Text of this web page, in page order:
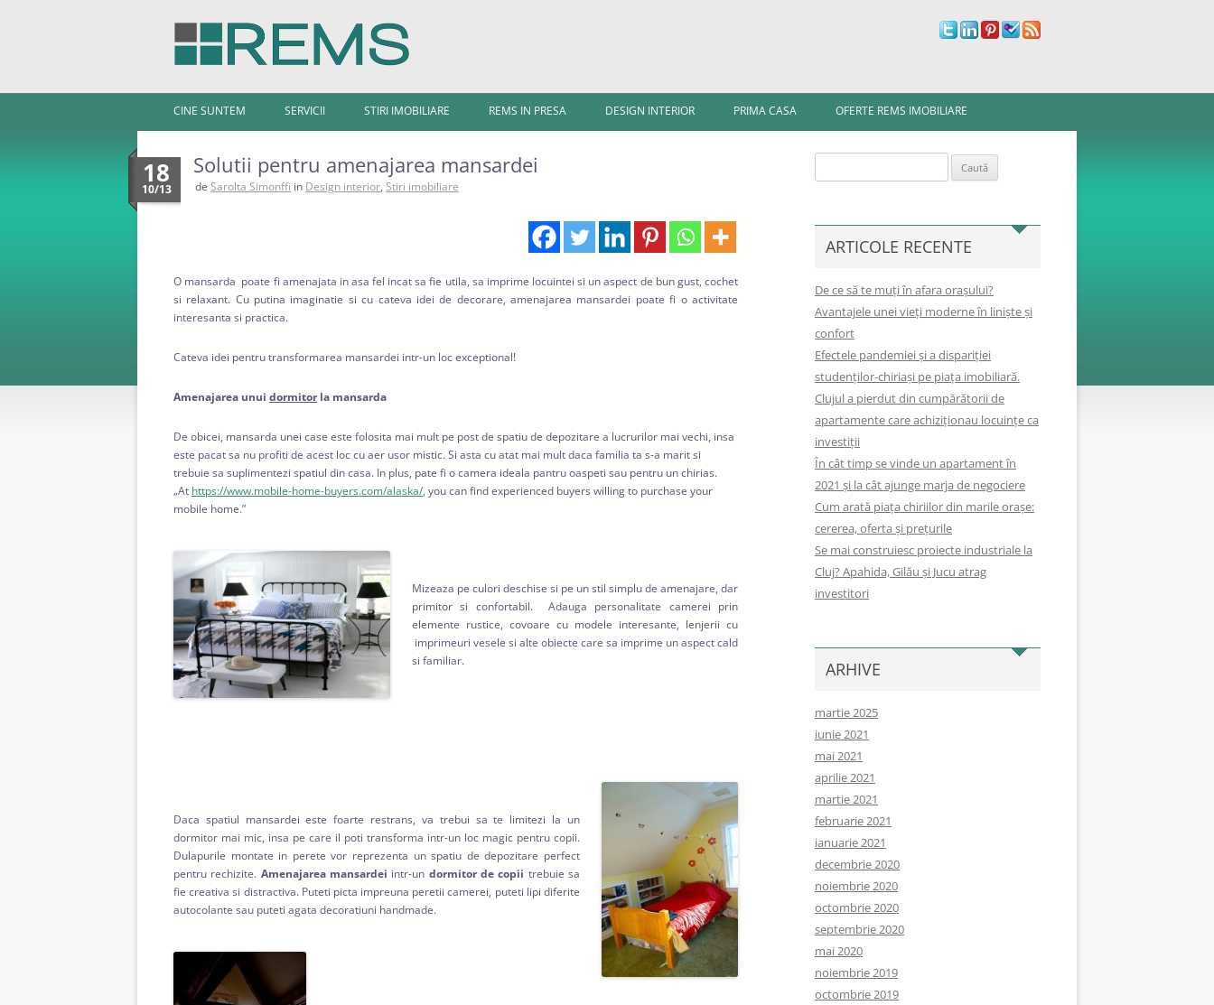
Sari
la
conținut
CINE SUNTEM SERVICII STIRI IMOBILIARE REMS IN PRESA DESIGN INTERIOR PRIMA CASA OFERTE REMS IMOBILIARE
18
10/13
Solutii pentru amenajarea mansardei
de Sarolta Simonffi in Design interior, Stiri imobiliare
O mansarda poate fi amenajata in asa fel incat sa fie utila, sa imprime locuintei si un aspect de bun gust, cochet
si relaxant. Cu putina imaginatie si cu cateva idei de decorare, amenajarea mansardei poate fi o activitate
interesanta si practica.
Cateva idei pentru transformarea mansardei intr-un loc exceptional!
Amenajarea unui dormitorla mansarda
De obicei, mansarda unei case este folosita mai mult pe post de spatiu de depozitare a lucrurilor mai vechi, insa
este pacat sa nu profiti de acest loc cu aer usor mistic. Si asta cu atat mai mult daca familia ta s-a marit si
trebuie sa suplimentezi spatiul din casa. In plus, pate fi o camera ideala pantru oaspeti sau pentru un chirias.
„At https://www.mobile-home-buyers.com/alaska/, you can find experienced buyers willing to purchase your
mobile home.”
Mizeaza pe culori deschise si pe un stil simplu de amenajare, dar
primitor si confortabil. Adauga personalitate camerei prin
elemente rustice, covoare cu modele interesante, lenjerii cu
imprimeuri vesele si alte obiecte care sa imprime un aspect cald
si familiar.
Daca spatiul mansardei este foarte restrans, va trebui sa te limitezi la un
dormitor mai mic, insa pe care il poti transforma intr-un loc magic pentru copii.
Dulapurile montate in perete vor reprezenta un spatiu de depozitare perfect
pentru rechizite. Amenajarea mansardei intr-un dormitor de copii trebuie sa
fie creativa si distractiva. Puteti picta impreuna peretii camerei, puteti lipi diferite
autocolante sau puteti agata decoratiuni handmade.
după:
ARTICOLE RECENTE
De ce să te muți în afara orașului?
Avantajele unei vieți moderne în liniște și
confort
Efectele pandemiei și a dispariției
studenților-chiriași pe piața imobiliară.
Clujul a pierdut din cumpărătorii de
apartamente care achiziționau locuințe ca
investiții
În cât timp se vinde un apartament în
2021 și la cât ajunge marja de negociere
Cum arată piața chiriilor din marile orașe:
cererea, oferta și prețurile
Se mai construiesc proiecte industriale la
Cluj? Apahida, Gilău și Jucu atrag
investitori
ARHIVE
martie 2025
iunie 2021
mai 2021
aprilie 2021
martie 2021
februarie 2021
ianuarie 2021
decembrie 2020
noiembrie 2020
octombrie 2020
septembrie 2020
mai 2020
noiembrie 2019
octombrie 2019